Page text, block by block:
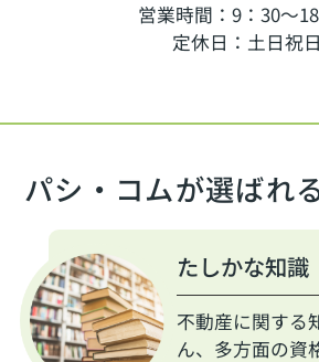
営業時間：9：30～
定休日：土日祝日
パシ・コムが選ばれ
たしかな知識
不動産に関する
ん、多方面の資